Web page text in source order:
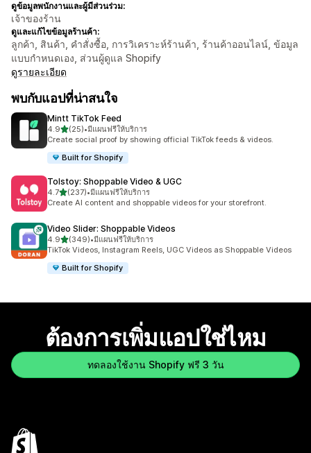
ดูข้อมูลพนักงานและผู้มีส่วนร่วม:
เจ้าของร้าน
ดูและแก้ไขข้อมูลร้านค้า:
ลูกค้า, สินค้า, คำสั่งซื้อ, การวิเคราะห์ร้านค้า, ร้านค้าออนไลน์, ข้อมูล
แบบกำหนดเอง, ส่วนผู้ดูแล Shopify
ดูรายละเอียด
พบกับแอปที่น่าสนใจ
Mintt TikTok Feed
4.9เต็ม 5 ดาว
(25)
ทั้งหมด 25 รีวิว
•มีแผนฟรีให้บริการ
Create social proof by showing official TikTok feeds & videos.
Built for Shopify
Tolstoy: Shoppable Video & UGC
4.7เต็ม 5 ดาว
(237)
ทั้งหมด 237 รีวิว
•มีแผนฟรีให้บริการ
Create AI content and shoppable videos for your storefront.
Video Slider: Shoppable Videos
4.9เต็ม 5 ดาว
(349)
ทั้งหมด 349 รีวิว
•มีแผนฟรีให้บริการ
TikTok Videos, Instagram Reels, UGC Videos as Shoppable Videos
Built for Shopify
ต้องการเพิ่มแอปใช่ไหม
ทดลองใช้งาน Shopify ฟรี 3 วัน